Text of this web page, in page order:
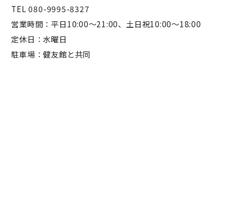
TEL 080-9995-8327
営業時間：平日10:00〜21:00、土日祝10:00〜18:00
定休日：水曜日
駐車場：健友館と共同